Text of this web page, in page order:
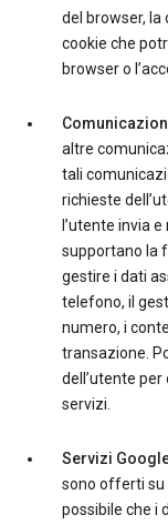
del browser, la
cookie che
browser o
altre
tali
richieste
l’utente invia
supportano la
gestire i dati
telefono, il
numero, i
transazione.
dell’utente
servizi.
Servizi
sono offerti su
possibile che i